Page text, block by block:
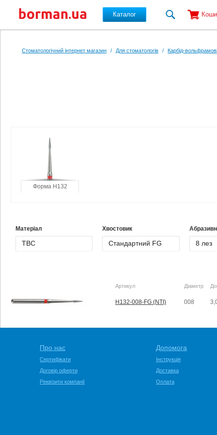
Каталог
Стоматологічний інтернет магазин / Для стоматологів / Карбід-
Форма H132
Матеріал Хвостовик
Артикул Діаметр
H132-008-FG (NTI) 008
Про нас
Сертифікати
Договір оферти
Реквізити компанії
Допомога
Інструкція
Доставка
Оплата